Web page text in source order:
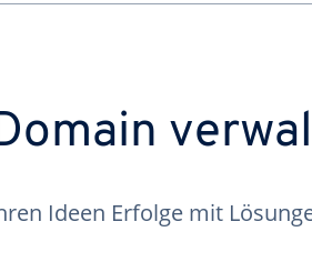
Ideen Erfolge mit